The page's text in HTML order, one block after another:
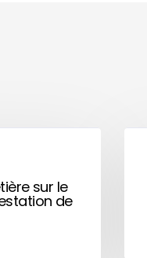
sur le
de